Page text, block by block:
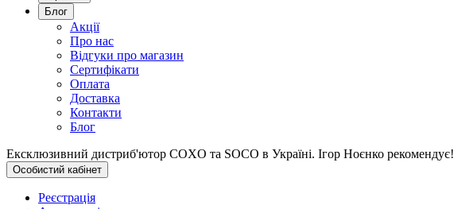
Блог
Акції
Про нас
Відгуки про магазин
Сертифікати
Оплата
Доставка
Контакти
Блог
Ексклюзивний дистриб'ютор COXO та SOCO в Україні. Ігор Ноєнко рекомендує!
Особистий кабінет
Реєстрація